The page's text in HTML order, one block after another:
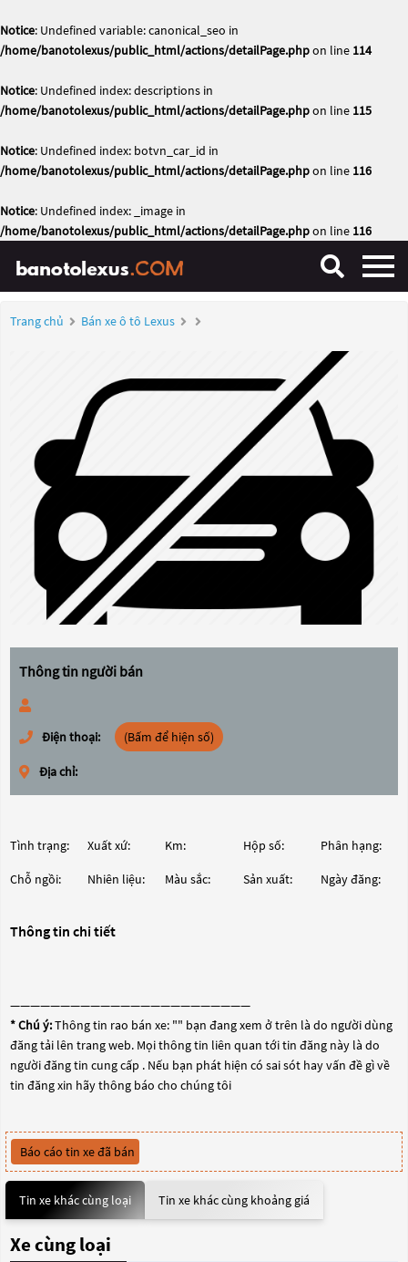
Notice: Undefined variable: canonical_seo in
/home/banotolexus/public_html/actions/detailPage.phpon line 114
Notice: Undefined index: descriptions in
/home/banotolexus/public_html/actions/detailPage.phpon line 115
Notice: Undefined index: botvn_car_id in
/home/banotolexus/public_html/actions/detailPage.phpon line 116
Notice: Undefined index: _image in
/home/banotolexus/public_html/actions/detailPage.phpon line 116
Trang chủ Bán xe ô tô Lexus
Thông tin người bán
Điện thoại: (Bấm để hiện số)
Địa chỉ:
Tình trạng: Xuất xứ: Km: Hộp số: Phân hạng:
Chỗ ngồi: Nhiên liệu: Màu sắc: Sản xuất: Ngày đăng:
Thông tin chi tiết
————————————————————————
* Chú ý:Thông tin rao bán xe: "" bạn đang xem ở trên là do người dùng
đăng tải lên trang web. Mọi thông tin liên quan tới tin đăng này là do
người đăng tin cung cấp . Nếu bạn phát hiện có sai sót hay vấn đề gì về
tin đăng xin hãy thông báo cho chúng tôi
Báo cáo tin xe đã bán
Tin xe khác cùng loại Tin xe khác cùng khoảng giá
Xe cùng loại